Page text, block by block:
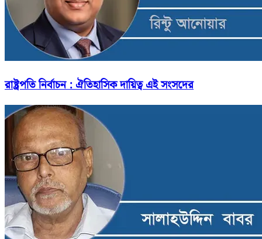
রাষ্ট্রপতি নির্বাচন : ঐতিহাসিক দায়িত্ব এই সংসদের